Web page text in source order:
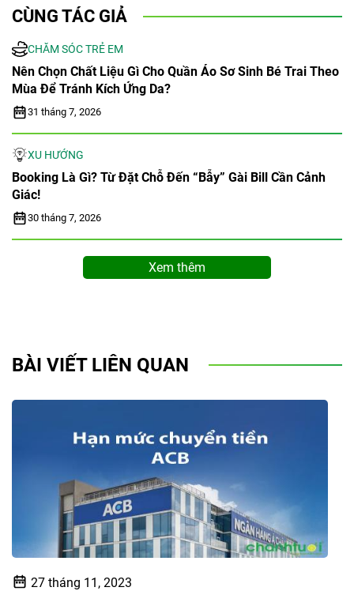
CÙNG TÁC GIẢ
CHĂM SÓC TRẺ EM
Nên Chọn Chất Liệu Gì Cho Quần Áo Sơ Sinh Bé Trai Theo
Mùa Để Tránh Kích Ứng Da?
31 tháng 7, 2026
XU HƯỚNG
Booking Là Gì? Từ Đặt Chỗ Đến “bẫy” Gài Bill Cần Cảnh
Giác!
30 tháng 7, 2026
Xem thêm
BÀI VIẾT LIÊN QUAN
27 tháng 11, 2023